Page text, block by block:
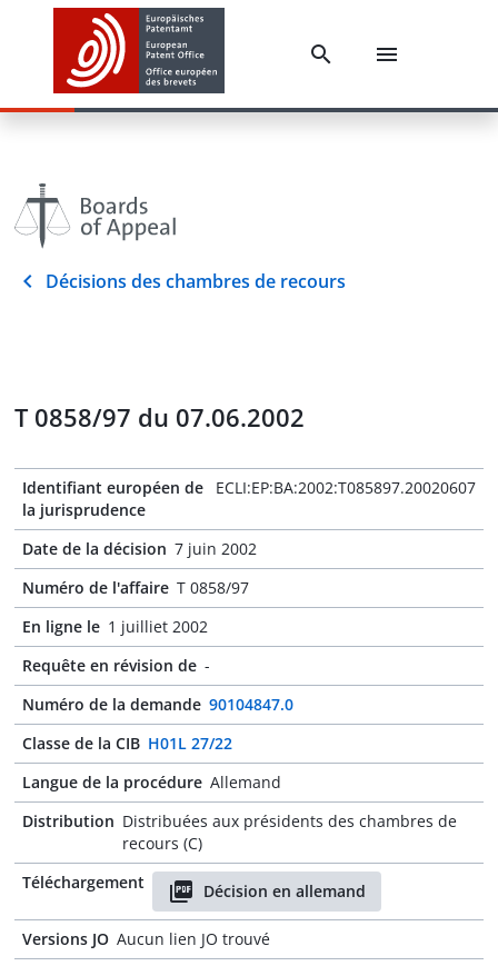
Décisions des chambres de recours
T 0858/97 du 07.06.2002
Identifiant européen de
la jurisprudence
ECLI:EP:BA:2002:T085897.20020607
Date de la décision 7 juin 2002
Numéro de l'affaire T 0858/97
En ligne le 1 juilliet 2002
Requête en révision de -
Numéro de la demande 90104847.0
Classe de la CIB H01L 27/22
Langue de la procédure Allemand
Distribution Distribuées aux présidents des chambres de
recours (C)
Téléchargement
Décision en allemand
Versions JO Aucun lien JO trouvé